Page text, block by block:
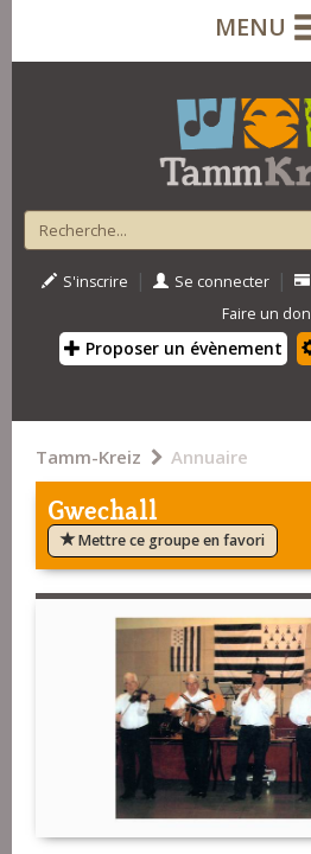
MENU
S'inscrire | Se connecter |
Faire un don
Proposer un évènement
Tamm-Kreiz Annuaire
Gwechall
Mettre ce groupe en favori